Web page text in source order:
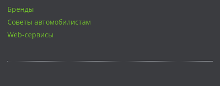
Бренды
Советы автомобилистам
Web-сервисы